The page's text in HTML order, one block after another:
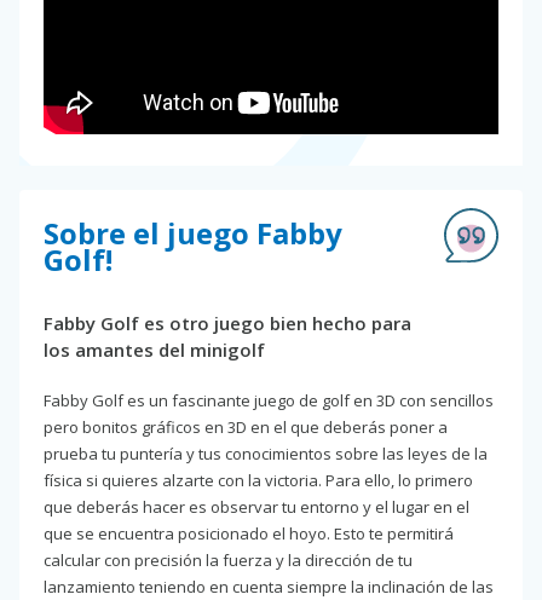
Sobre el juego Fabby
Golf!
Fabby Golf es otro juego bien hecho para
los amantes del minigolf
Fabby Golf es un fascinante juego de golf en 3D con sencillos
pero bonitos gráficos en 3D en el que deberás poner a
prueba tu puntería y tus conocimientos sobre las leyes de la
física si quieres alzarte con la victoria. Para ello, lo primero
que deberás hacer es observar tu entorno y el lugar en el
que se encuentra posicionado el hoyo. Esto te permitirá
calcular con precisión la fuerza y la dirección de tu
lanzamiento teniendo en cuenta siempre la inclinación de las